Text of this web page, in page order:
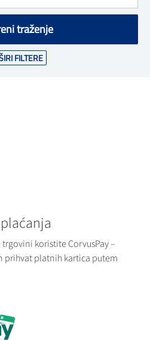
traženje
FILTERE
koristite CorvusPay –
prihvat platnih kartica putem